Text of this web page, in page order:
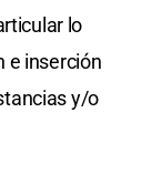
lo
e inserción
y/o